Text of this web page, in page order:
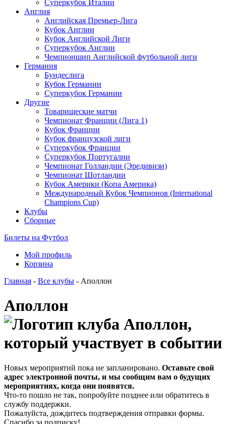
Суперкубок Италии
Англия
Английская Премьер-Лига
Кубок Англии
Кубок Английской Лиги
Суперкубок Англии
Чемпионшип Английской футбольной лиги
Германия
Бундеслига
Кубок Германии
Суперкубок Германии
Другие
Товарищеские матчи
Чемпионат Франции (Лига 1)
Кубок Франции
Кубок французской лиги
Суперкубок Франции
Суперкубок Португалии
Чемпионат Голландии (Эредивизи)
Чемпионат Шотландии
Кубок Америки (Копа Америка)
Международный Кубок Чемпионов (International
Champions Cup)
Клубы
Сборные
Билеты на Футбол
Мой профиль
Корзина
Главная - Все клубы - Аполлон
Аполлон
Новых мероприятий пока не запланировано. Оставьте свой
адрес электронной почты, и мы сообщим вам о будущих
мероприятиях, когда они появятся.
Что-то пошло не так, попробуйте позднее или обратитесь в
службу поддержки.
Пожалуйста, дождитесь подтверждения отправки формы.
Спасибо за подписку!